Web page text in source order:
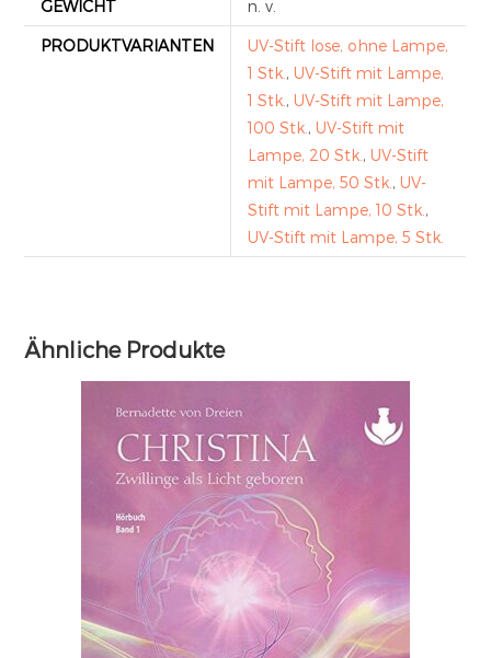
GEWICHT n. v.
PRODUKTVARIANTEN
UV-Stift lose, ohne Lampe,
1 Stk. ,UV-Stift mit Lampe,
1 Stk. ,UV-Stift mit Lampe,
100 Stk. ,UV-Stift mit
Lampe, 20 Stk. ,UV-Stift
mit Lampe, 50 Stk. ,UV-
Stift mit Lampe, 10 Stk. ,
UV-Stift mit Lampe, 5 Stk.
Ähnliche Produkte